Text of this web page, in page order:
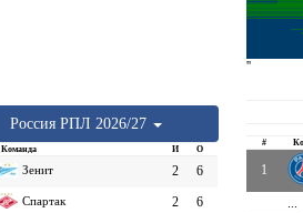
Россия РПЛ 2026/27
Команда И О
Зенит 2
6
Спартак 2
6
''
#
1
...